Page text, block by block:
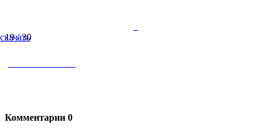
скачать
19 / 30
Комментарии 0